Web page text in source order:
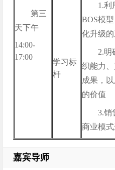
第三
天下午
14:00-
17:00
学习标
杆
1.利
BOS模
化升级
2.明
织能力
成果，
的价值
3.销
商业模
嘉宾导师